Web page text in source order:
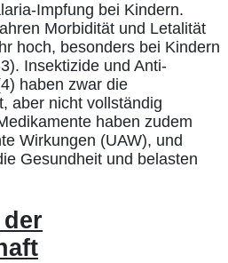
Impfung bei Kindern.
Morbidität und Letalität
hoch, besonders bei Kindern
Insektizide und Anti-
haben zwar die
aber nicht vollständig
haben zudem
Wirkungen (UAW), und
Gesundheit und belasten